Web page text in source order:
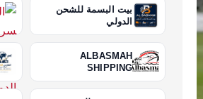
بيت البسمة للشحن
الدولي
ALBASMAH
SHIPPING